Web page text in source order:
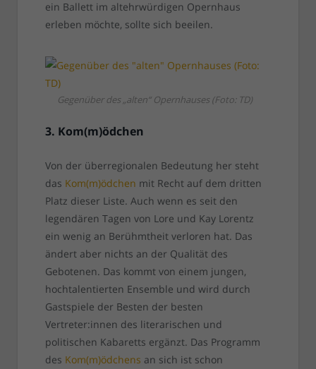
ein Ballett im altehrwürdigen Opernhaus
erleben möchte, sollte sich beeilen.
Gegenüber des „alten“ Opernhauses (Foto: TD)
3. Kom(m)ödchen
Von der überregionalen Bedeutung her steht
das Kom(m)ödchen mit Recht auf dem dritten
Platz dieser Liste. Auch wenn es seit den
legendären Tagen von Lore und Kay Lorentz
ein wenig an Berühmtheit verloren hat. Das
ändert aber nichts an der Qualität des
Gebotenen. Das kommt von einem jungen,
hochtalentierten Ensemble und wird durch
Gastspiele der Besten der besten
Vertreter:innen des literarischen und
politischen Kabaretts ergänzt. Das Programm
des Kom(m)ödchens an sich ist schon